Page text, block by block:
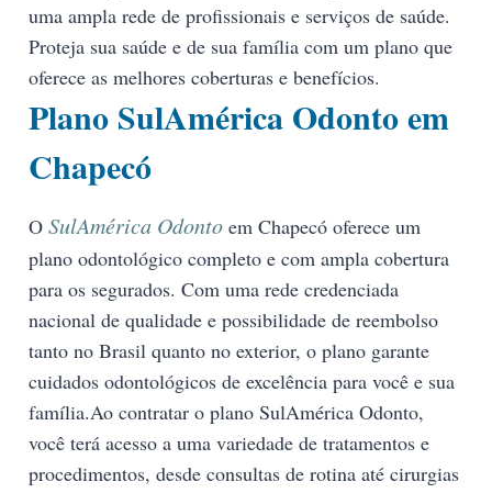
uma ampla rede de profissionais e serviços de saúde.
Proteja sua saúde e de sua família com um plano que
oferece as melhores coberturas e benefícios.
Plano SulAmérica Odonto em
Chapecó
O SulAmérica Odonto em Chapecó oferece um
plano odontológico completo e com ampla cobertura
para os segurados. Com uma rede credenciada
nacional de qualidade e possibilidade de reembolso
tanto no Brasil quanto no exterior, o plano garante
cuidados odontológicos de excelência para você e sua
família.Ao contratar o plano SulAmérica Odonto,
você terá acesso a uma variedade de tratamentos e
procedimentos, desde consultas de rotina até cirurgias